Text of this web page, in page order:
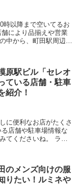
時以降まで空いてるお
中から、町田駅周辺の
原駅ビル「セレオ
ている店舗・駐車
紹介！
に便利なお店がたくさ
ださいね。 ライ
のメンズ向けの服
りたい！ルミネや